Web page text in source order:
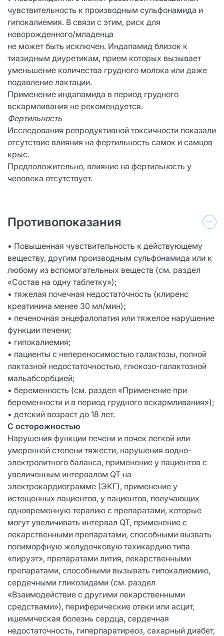
чувствительность к производным сульфонамида и
гипокалиемия. В связи с этим, риск для
новорожденного/младенца
не может быть исключен. Индапамид близок к
тиазидным диуретикам, прием которых вызывает
уменьшение количества грудного молока или даже
подавление лактации.
Применение индапамида в период грудного
вскармливания не рекомендуется.
Фертильность
Исследования репродуктивной токсичности показали
отсутствие влияния на фертильность самок и самцов
крыс.
Предположительно, влияние на фертильность у
человека отсутствует.
Противопоказания
• Повышенная чувствительность к действующему
веществу, другим производным сульфонамида или к
любому из вспомогательных веществ (см. раздел
«Состав на одну таблетку»);
• тяжелая почечная недостаточность (клиренс
креатинина менее 30 мл/мин);
• печеночная энцефалопатия или тяжелое нарушение
функции печени;
• гипокалиемия;
• пациенты с непереносимостью галактозы, полной
лактазной недостаточностью, глюкозо-галактозной
мальабсорбцией;
• беременность (см. раздел «Применение при
беременности и в период грудного вскармливания»);
• детский возраст до 18 лет.
С осторожностью
Нарушения функции печени и почек легкой или
умеренной степени тяжести, нарушения водно-
электролитного баланса, применение у пациентов с
увеличенным интервалом QT на
электрокардиограмме (ЭКГ), применение у
истощенных пациентов, у пациентов, получающих
одновременную терапию с препаратами, которые
могут увеличивать интервал QT, применение с
лекарственными препаратами, способными вызвать
полиморфную желудочковую тахикардию типа
«пируэт», препаратами лития, лекарственными
препаратами, способными вызывать гипокалиемию,
сердечными гликозидами (см. раздел
«Взаимодействие с другими лекарственными
средствами»), периферические отеки или асцит,
ишемическая болезнь сердца, сердечная
недостаточность, гиперпаратиреоз, сахарный диабет,